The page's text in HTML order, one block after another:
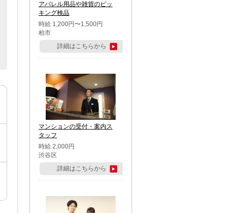
アパレル用品や雑貨のピッ
キング検品
時給 1,200円〜1,500円
柏市
詳細はこちらから
マンションの受付・案内ス
タッフ
時給 2,000円
渋谷区
詳細はこちらから